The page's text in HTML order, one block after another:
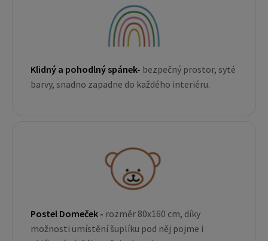
Klidný a pohodlný spánek- bezpečný prostor, syté
barvy, snadno zapadne do každého interiéru.
Postel Domeček - rozměr 80x160 cm, díky
možnosti umístění šuplíku pod něj pojme i